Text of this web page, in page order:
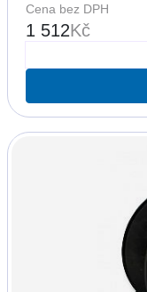
Cena bez DPH
1 512Kč